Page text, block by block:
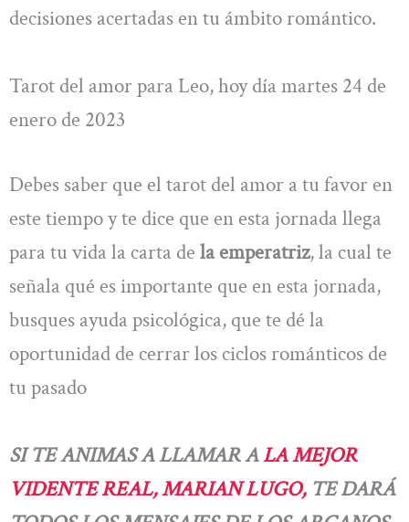
decisiones acertadas en tu ámbito romántico.
Tarot del amor para Leo, hoy día martes 24 de
enero de 2023
Debes saber que el tarot del amor a tu favor en
este tiempo y te dice que en esta jornada llega
para tu vida la carta de la emperatriz, la cual te
señala qué es importante que en esta jornada,
busques ayuda psicológica, que te dé la
oportunidad de cerrar los ciclos románticos de
tu pasado
SI TE ANIMAS A LLAMAR ALA MEJOR
VIDENTE REAL, MARIAN LUGO, TE DARÁ